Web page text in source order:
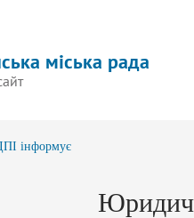
міська рада
інформує